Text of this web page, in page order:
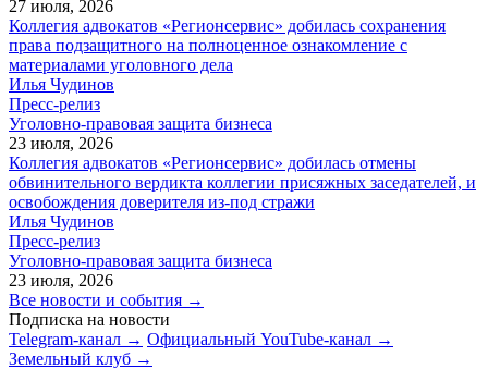
27 июля, 2026
Коллегия адвокатов «Регионсервис» добилась сохранения
права подзащитного на полноценное ознакомление с
материалами уголовного дела
Илья Чудинов
Пресс-релиз
Уголовно-правовая защита бизнеса
23 июля, 2026
Коллегия адвокатов «Регионсервис» добилась отмены
обвинительного вердикта коллегии присяжных заседателей, и
освобождения доверителя из-под стражи
Илья Чудинов
Пресс-релиз
Уголовно-правовая защита бизнеса
23 июля, 2026
Все новости и события →
Подписка на новости
Telegram-канал → Официальный YouTube-канал →
Земельный клуб →